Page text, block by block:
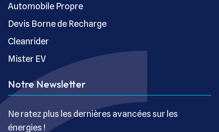
Automobile Propre
Devis Borne de Recharge
Cleanrider
Mister EV
Notre Newsletter
Ne ratez plus les dernières avancées sur les
énergies !